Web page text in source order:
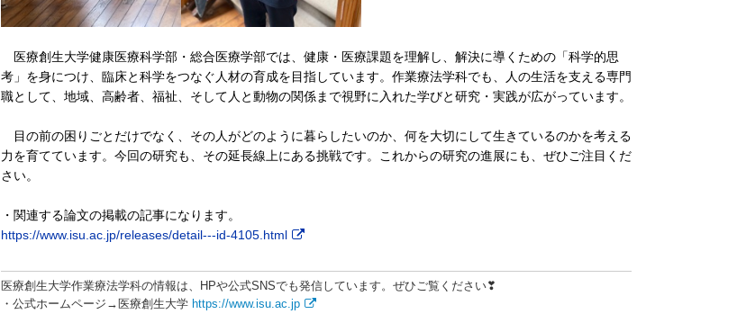
医療創生大学健康医療科学部・総合医療学部では、健康・医療課題を理解し、解決に導くための「科学的思
考」を身につけ、臨床と科学をつなぐ人材の育成を目指しています。作業療法学科でも、人の生活を支える専門
職として、地域、高齢者、福祉、そして人と動物の関係まで視野に入れた学びと研究・実践が広がっています。
目の前の困りごとだけでなく、その人がどのように暮らしたいのか、何を大切にして生きているのかを考える
力を育てています。今回の研究も、その延長線上にある挑戦です。これからの研究の進展にも、ぜひご注目くだ
さい。
・関連する論文の掲載の記事になります。
https://www.isu.ac.jp/releases/detail---id-4105.html
医療創生大学作業療法学科の情報は、HPや公式SNSでも発信しています。ぜひご覧ください❣
・公式ホームページ→医療創生大学 https://www.isu.ac.jp